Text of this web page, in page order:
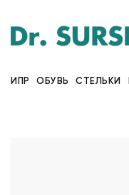
ИПР ОБУВЬ СТЕЛЬКИ